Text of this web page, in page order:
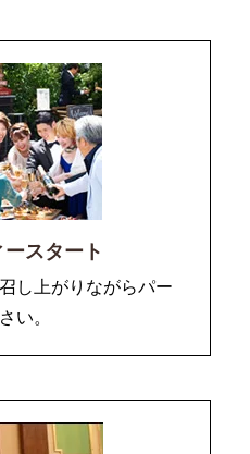
スタート
し上がりながらパー
い。